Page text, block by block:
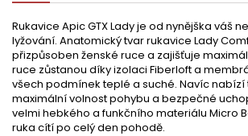
Rukavice Apic GTX Lady je od nynějška váš
lyžování. Anatomický tvar rukavice Lady
přizpůsoben ženské ruce a zajišťuje
ruce zůstanou díky izolaci Fiberloft a
všech podmínek teplé a suché. Navíc nabízí
maximální volnost pohybu a bezpečné
velmi hebkého a funkčního materiálu Micro
ruka cítí po celý den pohodě.